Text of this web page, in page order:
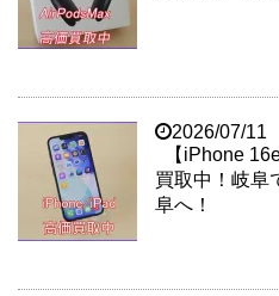
2026/07/11
【iPhone
買取中！岐阜
阜へ！